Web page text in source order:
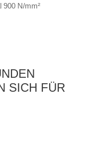
900 N/mm²
SICH FÜR